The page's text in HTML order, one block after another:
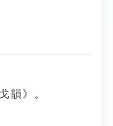
韻》。